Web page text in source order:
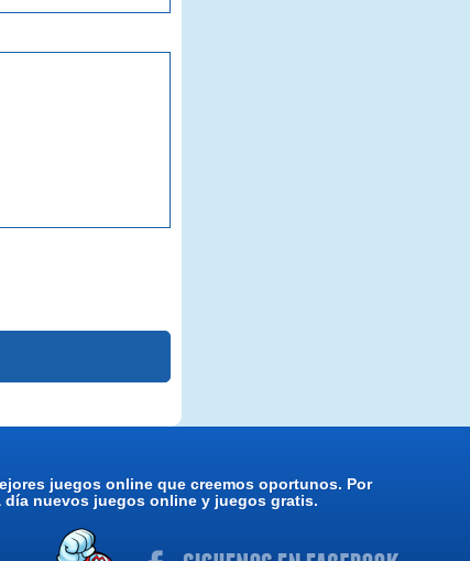
juegos online que creemos oportunos. Por
nuevos juegos online y juegos gratis.